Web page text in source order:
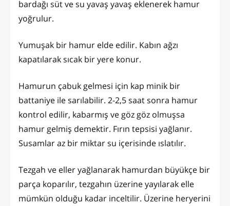
bardağı süt ve su yavaş yavaş eklenerek hamur
yoğrulur.
Yumuşak bir hamur elde edilir. Kabın ağzı
kapatılarak sıcak bir yere konur.
Hamurun çabuk gelmesi için kap minik bir
battaniye ile sarılabilir. 2-2,5 saat sonra hamur
kontrol edilir, kabarmış ve göz göz olmuşsa
hamur gelmiş demektir. Fırın tepsisi yağlanır.
Susamlar az bir miktar su içerisinde ıslatılır.
Tezgah ve eller yağlanarak hamurdan büyükçe bir
parça koparılır, tezgahın üzerine yayılarak elle
mümkün olduğu kadar inceltilir. Üzerine heryerini